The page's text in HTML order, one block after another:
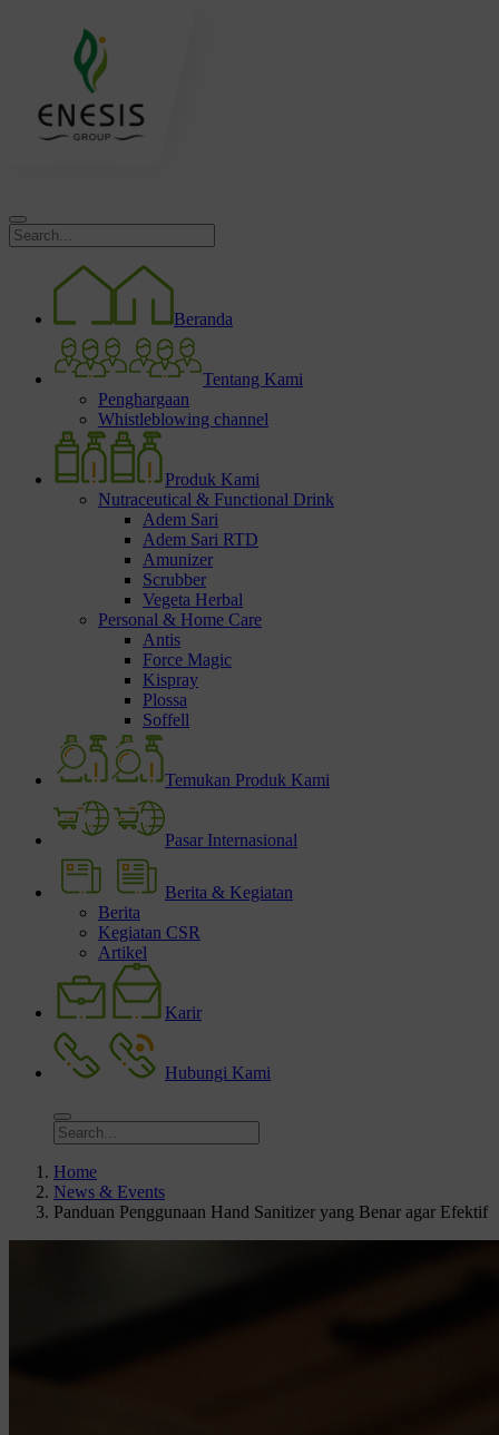
Beranda
Tentang Kami
Penghargaan
Whistleblowing channel
Produk Kami
Nutraceutical & Functional Drink
Adem Sari
Adem Sari RTD
Amunizer
Scrubber
Vegeta Herbal
Personal & Home Care
Antis
Force Magic
Kispray
Plossa
Soffell
Temukan Produk Kami
Pasar Internasional
Berita & Kegiatan
Berita
Kegiatan CSR
Artikel
Karir
Hubungi Kami
Home
News & Events
Panduan Penggunaan Hand Sanitizer yang Benar agar Efektif